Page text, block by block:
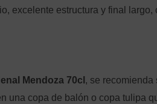
excelente estructura y final largo,
Mendoza 70cl , se recomienda
una copa de balón o copa tulipa